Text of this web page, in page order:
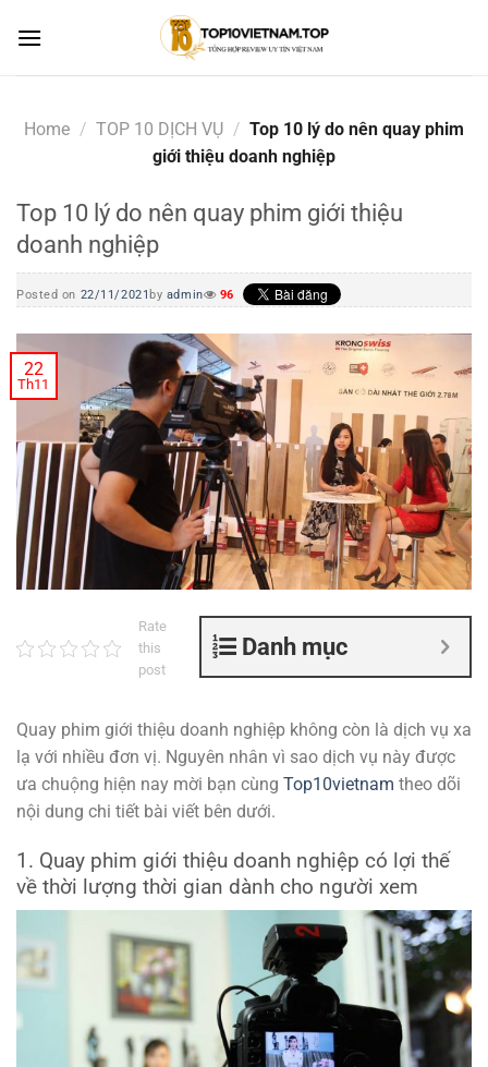
Home / TOP 10 DỊCH VỤ / Top 10 lý do nên quay phim
giới thiệu doanh nghiệp
Top 10 lý do nên quay phim giới thiệu
doanh nghiệp
Posted on 22/11/2021 by admin 96
22
Th11
Danh mục
Rate
this
post
Quay phim giới thiệu doanh nghiệp không còn là dịch vụ xa
lạ với nhiều đơn vị. Nguyên nhân vì sao dịch vụ này được
ưa chuộng hiện nay mời bạn cùng Top10vietnam theo dõi
nội dung chi tiết bài viết bên dưới.
1. Quay phim giới thiệu doanh nghiệp có lợi thế
về thời lượng thời gian dành cho người xem